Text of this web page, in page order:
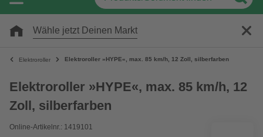
Wähle jetzt Deinen Markt
Elektroroller Elektroroller »HYPE«, max. 85 km/h, 12 Zoll, silberfarben
Elektroroller »HYPE«, max. 85 km/h, 12
Zoll, silberfarben
Online-Artikelnr.: 1419101